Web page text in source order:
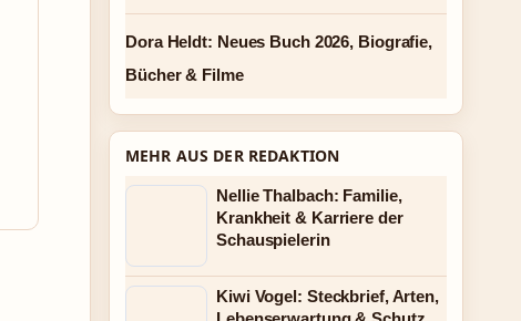
Dora Heldt: Neues Buch 2026, Biografie,
Bücher & Filme
MEHR AUS DER REDAKTION
Nellie Thalbach: Familie,
Krankheit & Karriere der
Schauspielerin
Kiwi Vogel: Steckbrief, Arten,